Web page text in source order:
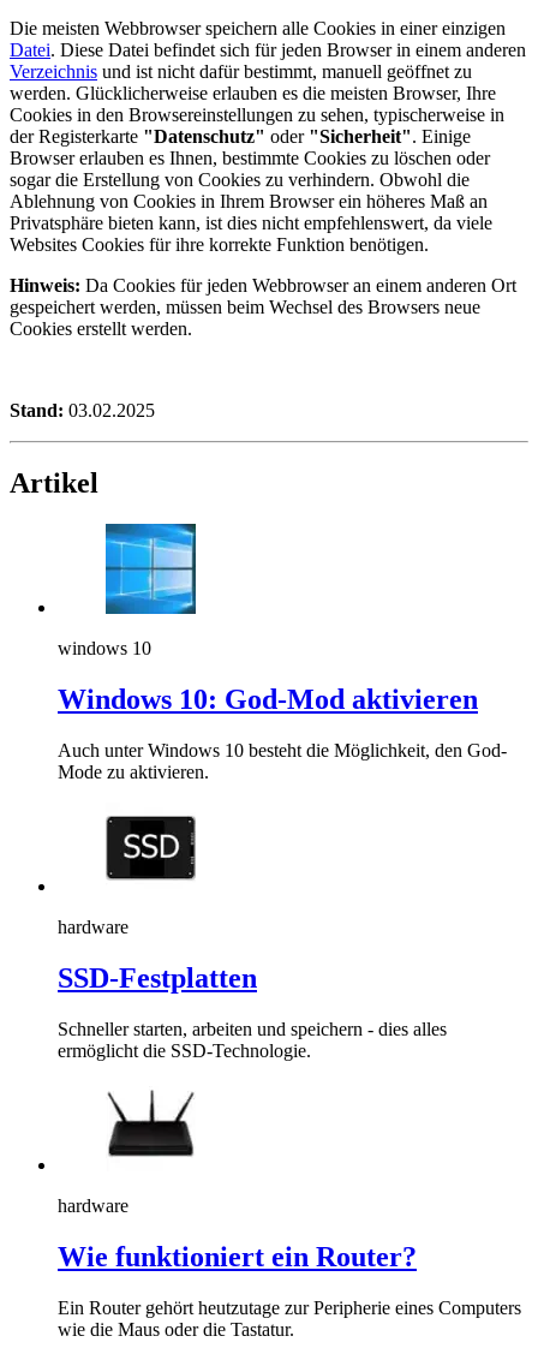
Die meisten Webbrowser speichern alle Cookies in einer einzigen
Datei. Diese Datei befindet sich für jeden Browser in einem anderen
Verzeichnis und ist nicht dafür bestimmt, manuell geöffnet zu
werden. Glücklicherweise erlauben es die meisten Browser, Ihre
Cookies in den Browsereinstellungen zu sehen, typischerweise in
der Registerkarte "Datenschutz" oder "Sicherheit". Einige
Browser erlauben es Ihnen, bestimmte Cookies zu löschen oder
sogar die Erstellung von Cookies zu verhindern. Obwohl die
Ablehnung von Cookies in Ihrem Browser ein höheres Maß an
Privatsphäre bieten kann, ist dies nicht empfehlenswert, da viele
Websites Cookies für ihre korrekte Funktion benötigen.
Hinweis: Da Cookies für jeden Webbrowser an einem anderen Ort
gespeichert werden, müssen beim Wechsel des Browsers neue
Cookies erstellt werden.
Stand: 03.02.2025
Artikel
windows 10
Windows 10: God-Mod aktivieren
Auch unter Windows 10 besteht die Möglichkeit, den God-
Mode zu aktivieren.
hardware
SSD-Festplatten
Schneller starten, arbeiten und speichern - dies alles
ermöglicht die SSD-Technologie.
hardware
Wie funktioniert ein Router?
Ein Router gehört heutzutage zur Peripherie eines Computers
wie die Maus oder die Tastatur.